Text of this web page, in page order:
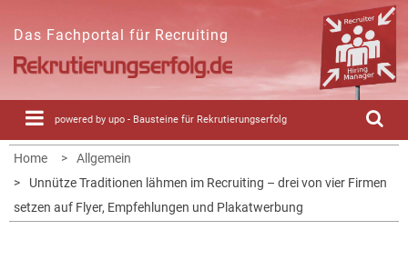
content
Das Fachportal für Recruiting
powered by upo - Bausteine für Rekrutierungserfolg
Home
Allgemein
Unnütze Traditionen lähmen im Recruiting – drei von vier Firmen
setzen auf Flyer, Empfehlungen und Plakatwerbung